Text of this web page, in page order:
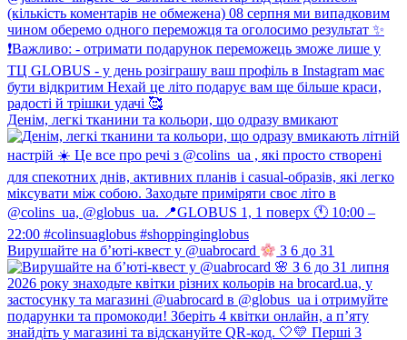
Денім, легкі тканини та кольори, що одразу вмикают
Вирушайте на б’юті-квест у @uabrocard З 6 до 31